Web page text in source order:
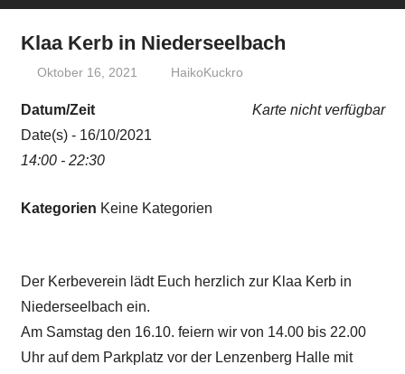
Klaa Kerb in Niederseelbach
Oktober 16, 2021 HaikoKuckro
Karte nicht verfügbar
Datum/Zeit
Date(s) - 16/10/2021
14:00 - 22:30
Kategorien Keine Kategorien
Der Kerbeverein lädt Euch herzlich zur Klaa Kerb in
Niederseelbach ein.
Am Samstag den 16.10. feiern wir von 14.00 bis 22.00
Uhr auf dem Parkplatz vor der Lenzenberg Halle mit